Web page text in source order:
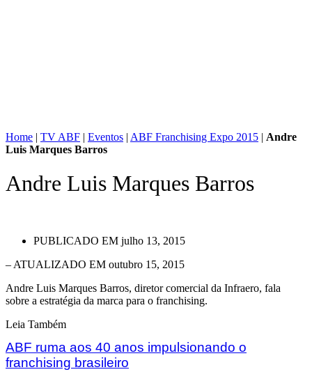
Home | TV ABF | Eventos | ABF Franchising Expo 2015 | Andre
Luis Marques Barros
Andre Luis Marques Barros
PUBLICADO EM julho 13, 2015
– ATUALIZADO EM outubro 15, 2015
Andre Luis Marques Barros, diretor comercial da Infraero, fala
sobre a estratégia da marca para o franchising.
Leia Também
ABF ruma aos 40 anos impulsionando o
franchising brasileiro